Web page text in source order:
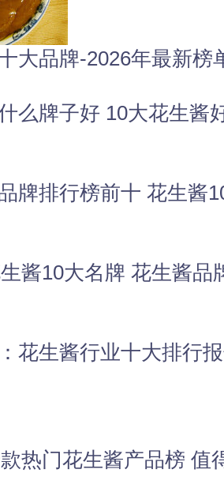
大品牌-2026年最新榜
么牌子好 10大花生酱
牌排行榜前十 花生酱
酱10大名牌 花生酱品
热门花生酱产品榜 值